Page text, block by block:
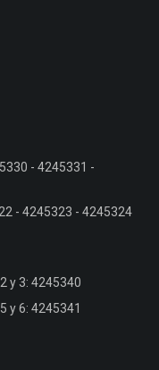
- 4245331 -
- 4245323 - 4245324
y 3: 4245340
y 6: 4245341